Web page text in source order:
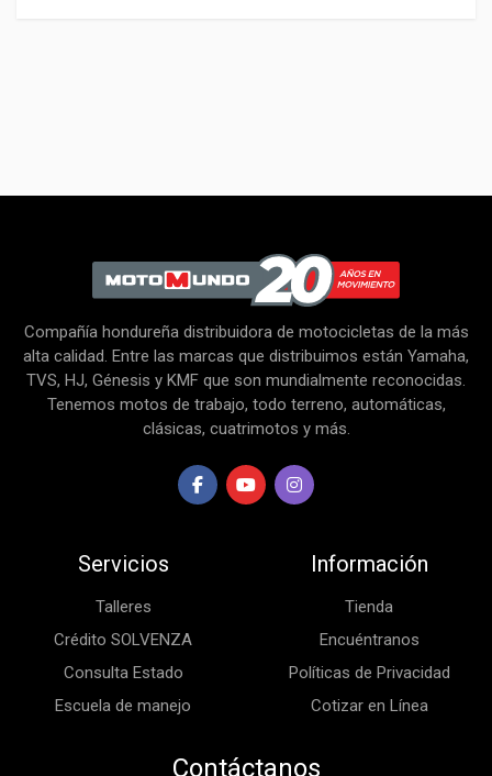
Compañía hondureña distribuidora de motocicletas de la más
alta calidad. Entre las marcas que distribuimos están Yamaha,
TVS, HJ, Génesis y KMF que son mundialmente reconocidas.
Tenemos motos de trabajo, todo terreno, automáticas,
clásicas, cuatrimotos y más.
Servicios
Talleres
Crédito SOLVENZA
Consulta Estado
Escuela de manejo
Información
Tienda
Encuéntranos
Políticas de Privacidad
Cotizar en Línea
Contáctanos